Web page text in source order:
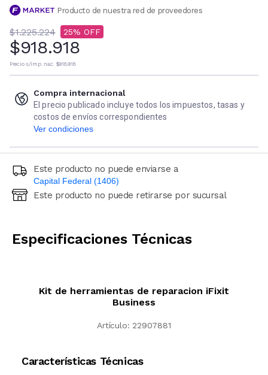
Producto de nuestra red de proveedores
$1.225.224 25
$918.918
Precio s/imp. nac. $918.918
Compra internacional
El precio publicado incluye todos los impuestos, tasas y
costos de envíos correspondientes
Ver condiciones
Este producto no puede enviarse a
Capital Federal (1406)
Ingresá código postal (sólo números)
Este producto no puede retirarse por sucursal
Especificaciones Técnicas
Kit de herramientas de reparacion iFixit
Business
Artículo: 22907881
Características Técnicas